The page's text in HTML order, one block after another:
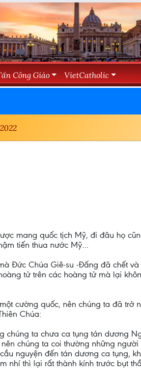
Công Giáo VietCatholic
mang quốc tịch Mỹ, đi đâu họ
tiến thua nước Mỹ…
Đức Chúa Giê-su -Đấng đã chết
tử trên các hoàng tử mà lại
cường quốc, nên chúng ta đã trở
Chúa:
chúng ta chưa ca tụng tán dương
chúng ta coi thường những
nguyện đến tán dương ca tụng,
nhí thì lại rất thành kính trước bụt